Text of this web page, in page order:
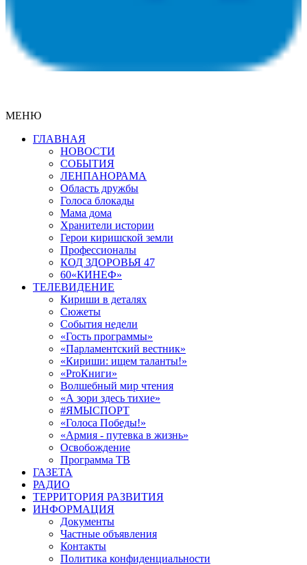
МЕНЮ
ГЛАВНАЯ
НОВОСТИ
СОБЫТИЯ
ЛЕНПАНОРАМА
Область дружбы
Голоса блокады
Мама дома
Хранители истории
Герои киришской земли
Профессионалы
КОД ЗДОРОВЬЯ 47
60«КИНЕФ»
ТЕЛЕВИДЕНИЕ
Кириши в деталях
Сюжеты
События недели
«Гость программы»
«Парламентский вестник»
«Кириши: ищем таланты!»
«ProКниги»
Волшебный мир чтения
«А зори здесь тихие»
#ЯМЫСПОРТ
«Голоса Победы!»
«Армия - путевка в жизнь»
Освобождение
Программа ТВ
ГАЗЕТА
РАДИО
ТЕРРИТОРИЯ РАЗВИТИЯ
ИНФОРМАЦИЯ
Документы
Частные объявления
Контакты
Политика конфиденциальности